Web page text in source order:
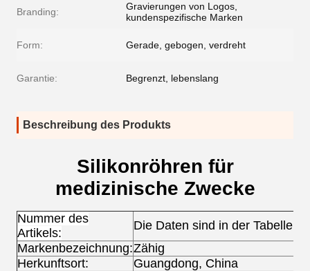
Branding:
Gravierungen von Logos,
kundenspezifische Marken
Form: Gerade, gebogen, verdreht
Garantie: Begrenzt, lebenslang
Beschreibung des Produkts
Silikonröhren für
medizinische Zwecke
Nummer des
Artikels:
Die Daten sind in der Tabelle 1
Markenbezeichnung:Zähig
Herkunftsort:
Guangdong, China